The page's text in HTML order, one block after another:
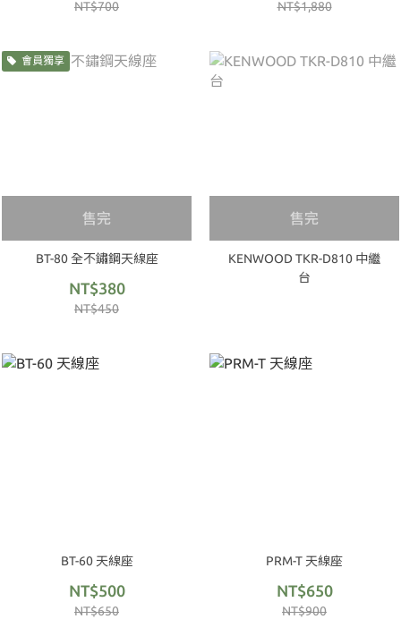
NT$700 NT$1,880
會員獨享
售完
BT-80 全不鏽鋼天線座
NT$380
NT$450
售完
KENWOOD TKR-D810 中繼
台
BT-60 天線座
NT$500
NT$650
PRM-T 天線座
NT$650
NT$900